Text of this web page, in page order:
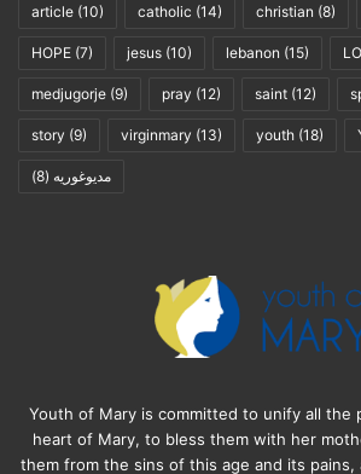
article (10) catholic (14) christian (8)
HOPE (7) jesus (10) lebanon (15)
medjugorje (9) pray (12) saint (12)
story (9) virginmary (13) youth (18)
مديوغوريه (8)
Youth of Mary is committed to unify all the
heart of Mary, to bless them with her
them from the sins of this age and its